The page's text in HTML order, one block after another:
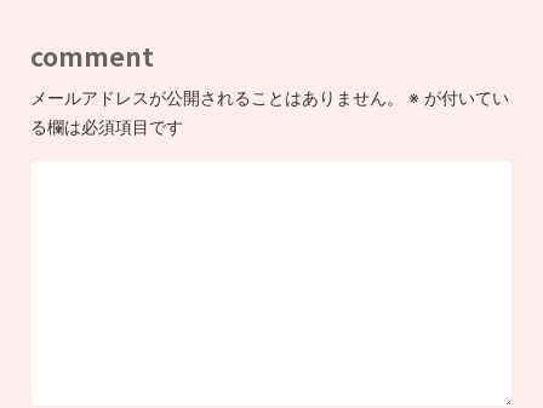
comment
メールアドレスが公開されることはありません。 ※ が付いてい
る欄は必須項目です